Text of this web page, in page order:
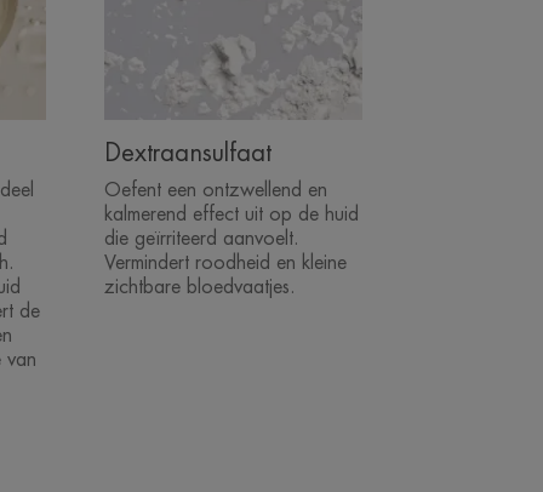
de
van
Dextraansulfaat
Oefent een ontzwellend en
kalmerend effect uit op de huid
die geïrriteerd aanvoelt.
Vermindert roodheid en kleine
zichtbare bloedvaatjes.